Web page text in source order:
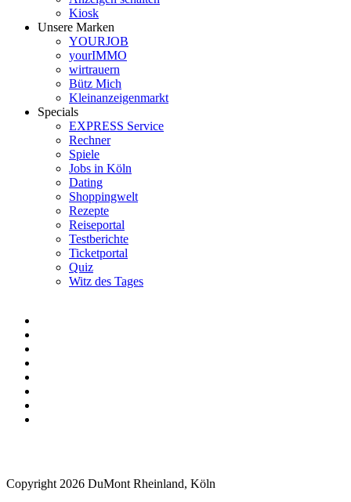
Kiosk
Unsere Marken
YOURJOB
yourIMMO
wirtrauern
Bütz Mich
Kleinanzeigenmarkt
Specials
EXPRESS Service
Rechner
Spiele
Jobs in Köln
Dating
Shoppingwelt
Rezepte
Reiseportal
Testberichte
Ticketportal
Quiz
Witz des Tages
Copyright 2026 DuMont Rheinland, Köln